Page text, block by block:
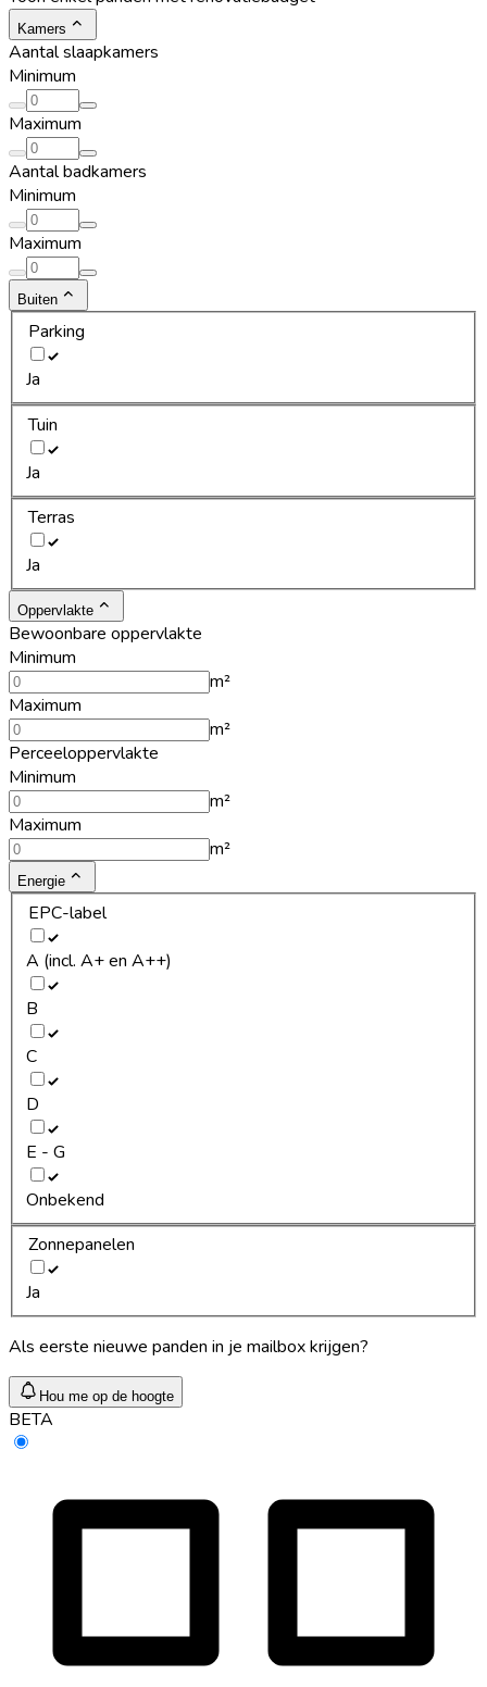
Kamers
Aantal slaapkamers
Minimum
Maximum
Aantal badkamers
Minimum
Maximum
Buiten
Parking
Ja
Tuin
Ja
Terras
Ja
Oppervlakte
Bewoonbare oppervlakte
Minimum
m²
Maximum
m²
Perceeloppervlakte
Minimum
m²
Maximum
m²
Energie
EPC-label
A (incl. A+ en A++)
B
C
D
E - G
Onbekend
Zonnepanelen
Ja
Als eerste nieuwe panden in je mailbox krijgen?
Hou me op de hoogte
BETA